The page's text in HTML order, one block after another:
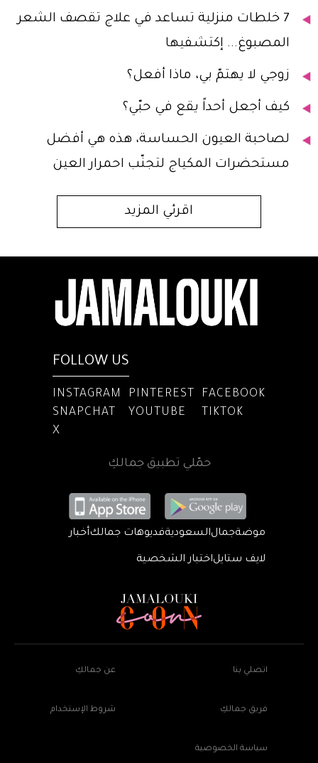
7 خلطات منزلية تساعد في علاج تقصف الشعر
المصبوغ... إكتشفيها
زوجي لا يهتمّ بي، ماذا أفعل؟
كيف أجعل أحداً يقع في حبّي؟
لصاحبة العيون الحساسة، هذه هي أفضل
مستحضرات المكياج لتجنّب احمرار العين
اقرئي المزيد
FOLLOW US
INSTAGRAM PINTEREST
FACEBOOK
SNAPCHAT
YOUTUBE
TIKTOK
X
حمّلي تطبيق جمالكِ
موضةجمالالسعوديةفديوهات جمالكأخبار
لايف ستايلاختبار الشخصية
اتصلي بنا عن جمالكِ
فريق جمالكِ شروط الإستخدام
سياسة الخصوصية